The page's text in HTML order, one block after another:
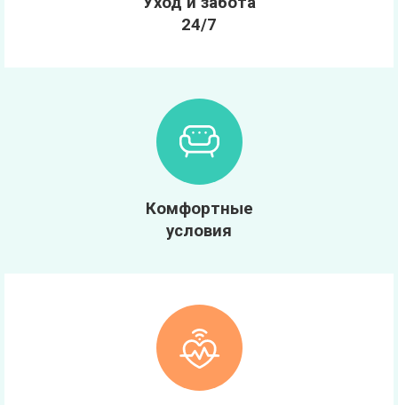
24/7
Комфортные
условия